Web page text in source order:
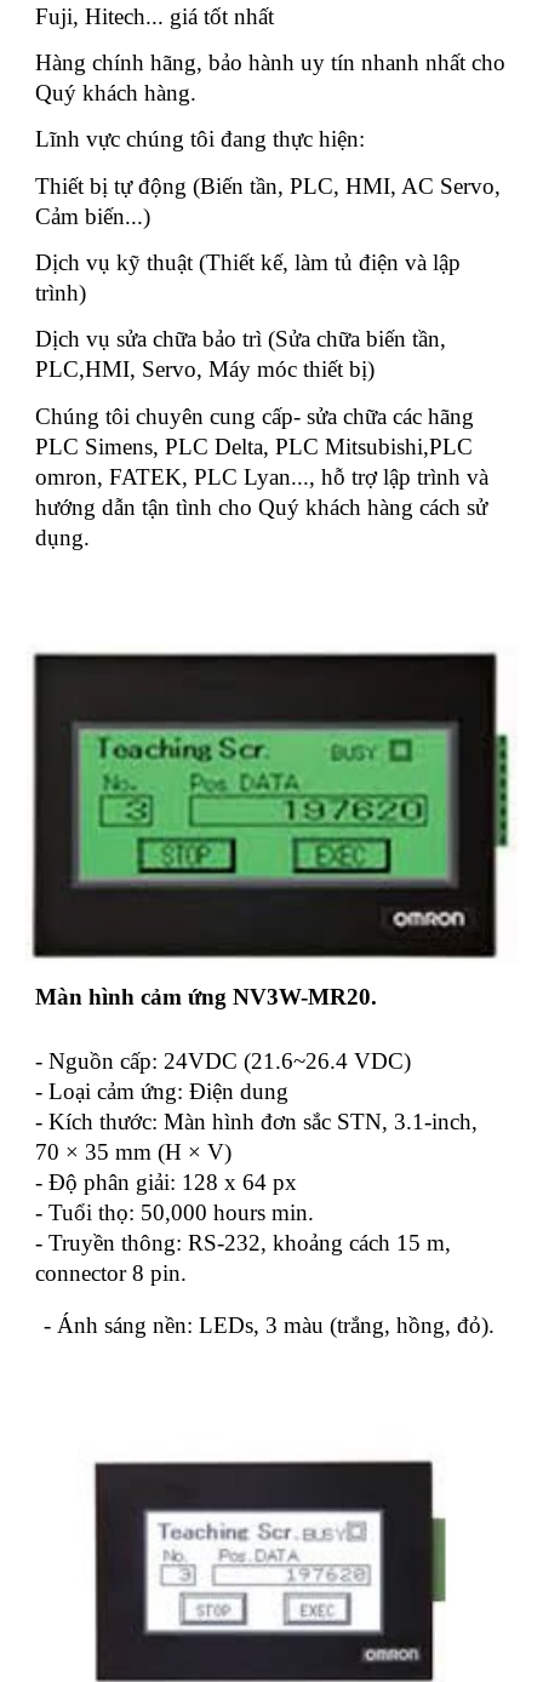
Fuji, Hitech... giá tốt nhất
Hàng chính hãng, bảo hành uy tín nhanh nhất cho
Quý khách hàng.
Lĩnh vực chúng tôi đang thực hiện:
Thiết bị tự động (Biến tần, PLC, HMI, AC Servo,
Cảm biến...)
Dịch vụ kỹ thuật (Thiết kế, làm tủ điện và lập
trình)
Dịch vụ sửa chữa bảo trì (Sửa chữa biến tần,
PLC,HMI, Servo, Máy móc thiết bị)
Chúng tôi chuyên cung cấp- sửa chữa các hãng
PLC Simens, PLC Delta, PLC Mitsubishi,PLC
omron, FATEK, PLC Lyan..., hỗ trợ lập trình và
hướng dẫn tận tình cho Quý khách hàng cách sử
dụng.
Màn hình cảm ứng NV3W-MR20.
- Nguồn cấp: 24VDC (21.6~26.4 VDC)
- Loại cảm ứng: Điện dung
- Kích thước: Màn hình đơn sắc STN, 3.1-inch,
70 × 35 mm (H × V)
- Độ phân giải: 128 x 64 px
- Tuổi thọ: 50,000 hours min.
- Truyền thông: RS-232, khoảng cách 15 m,
connector 8 pin.
- Ánh sáng nền: LEDs, 3 màu (trắng, hồng, đỏ).